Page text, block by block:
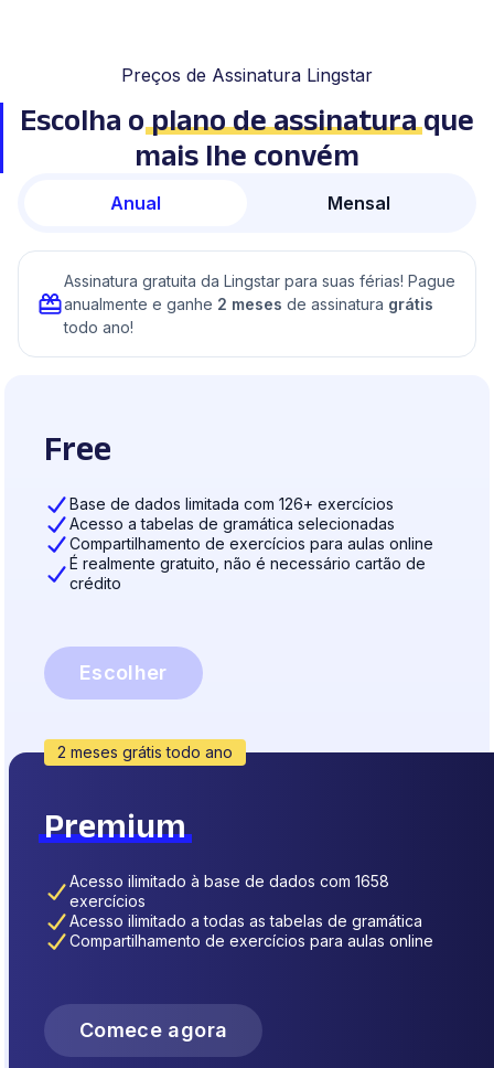
Preços de Assinatura Lingstar
Escolha oplano de assinaturaque
mais lhe convém
Anual Mensal
Assinatura gratuita da Lingstar para suas férias! Pague
anualmente e ganhe 2 meses de assinatura grátis
todo ano!
Free
Base de dados limitada com 126+ exercícios
Acesso a tabelas de gramática selecionadas
Compartilhamento de exercícios para aulas online
É realmente gratuito, não é necessário cartão de
crédito
Escolher
2 meses grátis todo ano
Premium
Acesso ilimitado à base de dados com 1658
exercícios
Acesso ilimitado a todas as tabelas de gramática
Compartilhamento de exercícios para aulas online
Comece agora